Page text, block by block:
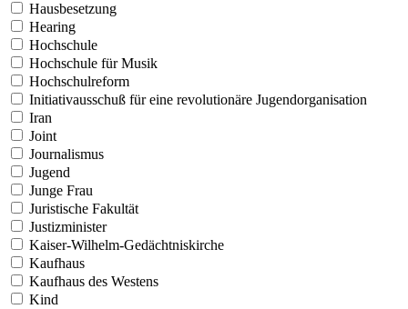
Hausbesetzung
Hearing
Hochschule
Hochschule für Musik
Hochschulreform
Initiativausschuß für eine revolutionäre Jugendorganisation
Iran
Joint
Journalismus
Jugend
Junge Frau
Juristische Fakultät
Justizminister
Kaiser-Wilhelm-Gedächtniskirche
Kaufhaus
Kaufhaus des Westens
Kind